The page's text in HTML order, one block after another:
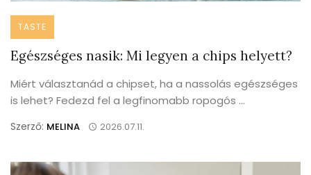
TASTE
Egészséges nasik: Mi legyen a chips helyett?
Miért választanád a chipset, ha a nassolás egészséges
is lehet? Fedezd fel a legfinomabb ropogós ...
Szerző: MELINA 2026.07.11.